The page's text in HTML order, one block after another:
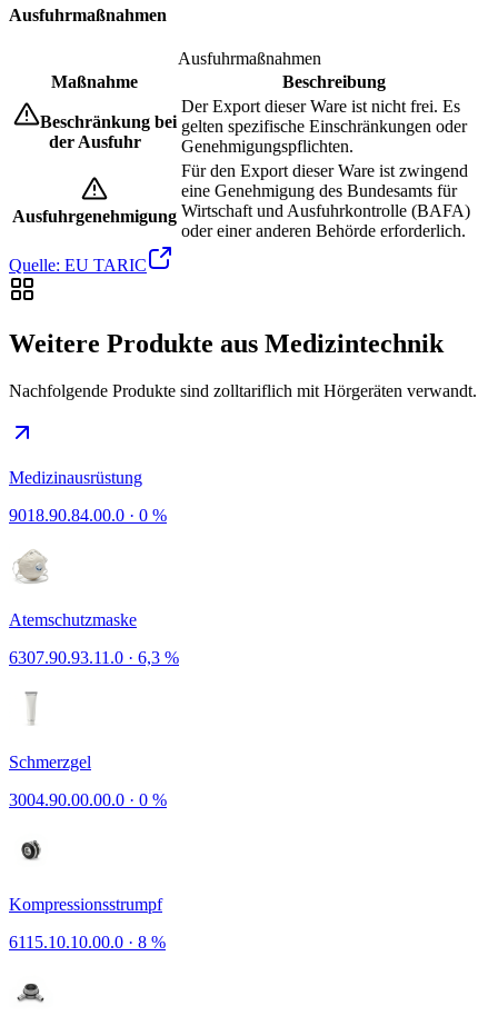
Ausfuhrmaßnahmen
Ausfuhrmaßnahmen
Maßnahme
Beschreibung
Beschränkung bei
der Ausfuhr
Der Export dieser Ware ist nicht frei. Es
gelten spezifische Einschränkungen oder
Genehmigungspflichten.
Ausfuhrgenehmigung
Für den Export dieser Ware ist zwingend
eine Genehmigung des Bundesamts für
Wirtschaft und Ausfuhrkontrolle (BAFA)
oder einer anderen Behörde erforderlich.
Quelle: EU TARIC
Weitere Produkte aus Medizintechnik
Nachfolgende Produkte sind zolltariflich mit Hörgeräten verwandt.
Medizinausrüstung
9018.90.84.00.0 · 0 %
Atemschutzmaske
6307.90.93.11.0 · 6,3 %
Schmerzgel
3004.90.00.00.0 · 0 %
Kompressionsstrumpf
6115.10.10.00.0 · 8 %